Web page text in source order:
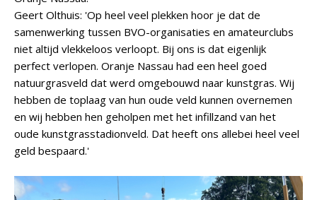
Geert Olthuis: 'Op heel veel plekken hoor je dat de
samenwerking tussen BVO-organisaties en amateurclubs
niet altijd vlekkeloos verloopt. Bij ons is dat eigenlijk
perfect verlopen. Oranje Nassau had een heel goed
natuurgrasveld dat werd omgebouwd naar kunstgras. Wij
hebben de toplaag van hun oude veld kunnen overnemen
en wij hebben hen geholpen met het infillzand van het
oude kunstgrasstadionveld. Dat heeft ons allebei heel veel
geld bespaard.'